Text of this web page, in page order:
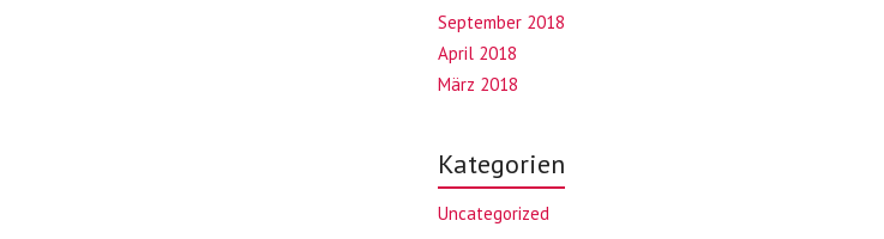
September 2018
April 2018
März 2018
Kategorien
Uncategorized